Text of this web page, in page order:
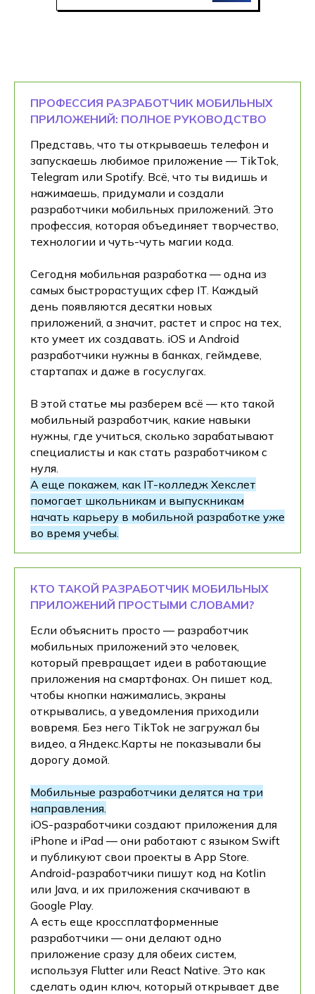
ПРОФЕССИЯ РАЗРАБОТЧИК МОБИЛЬНЫХ
ПРИЛОЖЕНИЙ: ПОЛНОЕ РУКОВОДСТВО
Представь, что ты открываешь телефон и
запускаешь любимое приложение — TikTok,
Telegram или Spotify. Всё, что ты видишь и
нажимаешь, придумали и создали
разработчики мобильных приложений. Это
профессия, которая объединяет творчество,
технологии и чуть-чуть магии кода.
Сегодня мобильная разработка — одна из
самых быстрорастущих сфер IT. Каждый
день появляются десятки новых
приложений, а значит, растет и спрос на тех,
кто умеет их создавать. iOS и Android
разработчики нужны в банках, геймдеве,
стартапах и даже в госуслугах.
В этой статье мы разберем всё — кто такой
мобильный разработчик, какие навыки
нужны, где учиться, сколько зарабатывают
специалисты и как стать разработчиком с
нуля.
А еще покажем, как IT-колледж Хекслет
помогает школьникам и выпускникам
начать карьеру в мобильной разработке уже
во время учебы.
КТО ТАКОЙ РАЗРАБОТЧИК МОБИЛЬНЫХ
ПРИЛОЖЕНИЙ ПРОСТЫМИ СЛОВАМИ?
Если объяснить просто — разработчик
мобильных приложений это человек,
который превращает идеи в работающие
приложения на смартфонах. Он пишет код,
чтобы кнопки нажимались, экраны
открывались, а уведомления приходили
вовремя. Без него TikTok не загружал бы
видео, а Яндекс.Карты не показывали бы
дорогу домой.
Мобильные разработчики делятся на три
направления.
iOS-разработчики создают приложения для
iPhone и iPad — они работают с языком Swift
и публикуют свои проекты в App Store.
Android-разработчики пишут код на Kotlin
или Java, и их приложения скачивают в
Google Play.
А есть еще кроссплатформенные
разработчики — они делают одно
приложение сразу для обеих систем,
используя Flutter или React Native. Это как
сделать один ключ, который открывает две